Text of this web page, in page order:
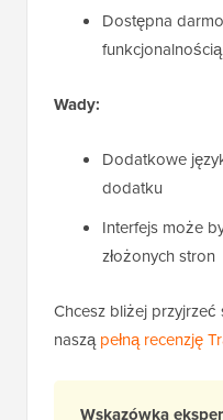
Dostępna
funkcjonalnością
Wady:
Dodatkowe
dodatku
Interfejs może
złożonych stron
Chcesz bliżej przyjrzeć
nasząpełną recenzję
Wskazówka